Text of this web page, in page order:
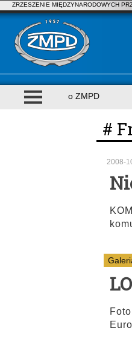
ZRZESZENIE MIĘDZYNARODOWYCH
o ZMPD
#
2008-